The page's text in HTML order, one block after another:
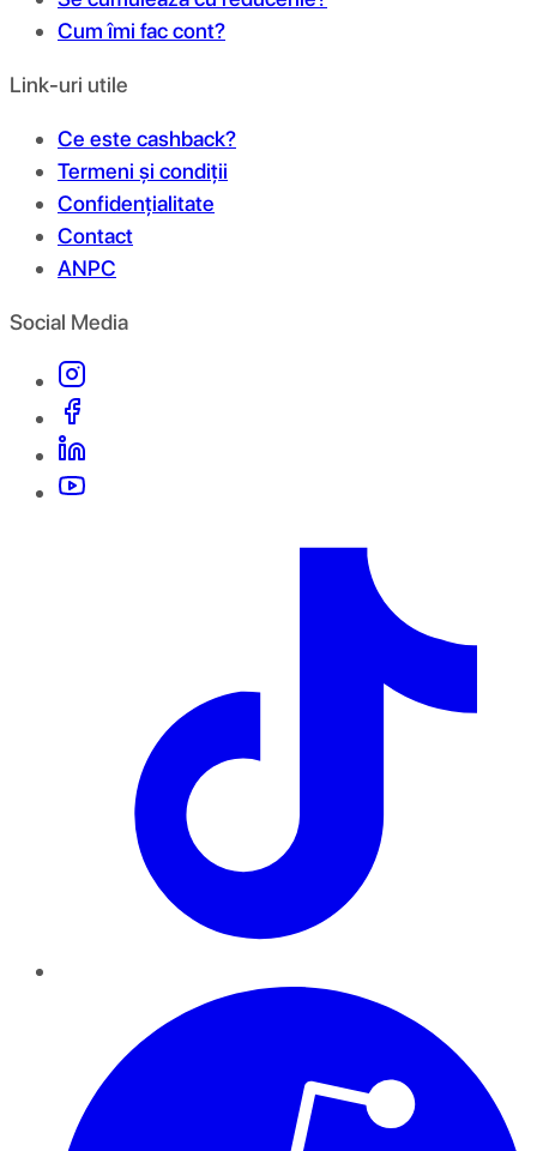
Cum îmi fac cont?
Link-uri utile
Ce este cashback?
Termeni și condiții
Confidențialitate
Contact
ANPC
Social Media